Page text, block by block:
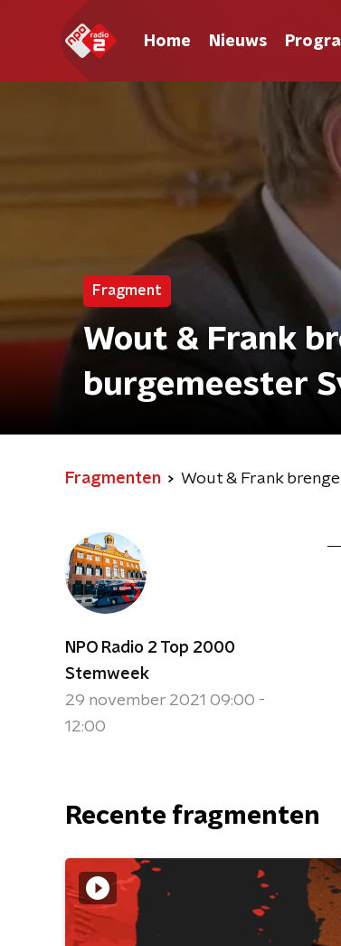
Home Nieuws
Fragment
Wout & Frank
burgemeester
Fragmenten Wout & Frank
NPO Radio 2 Top 2000
Stemweek
29 november 2021 09:00 -
12:00
Recente fragmenten